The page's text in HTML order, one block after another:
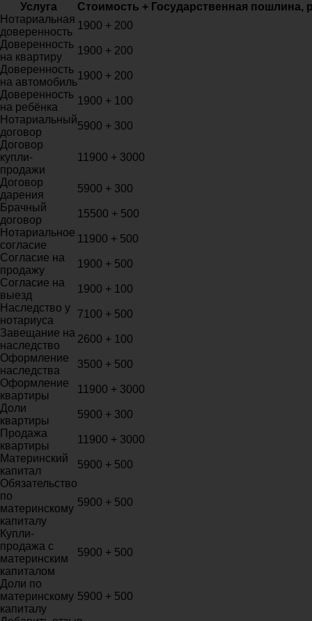
Услуга
Стоимость + Государственная пошлина,
Нотариальная
доверенность
1900 + 200
Доверенность
на квартиру
1900 + 200
Доверенность
на автомобиль
1900 + 200
Доверенность
на ребёнка
1900 + 100
Нотариальный
договор
5900 + 300
Договор
купли-
продажи
11900 + 3000
Договор
дарения
5900 + 300
Брачный
договор
15500 + 500
Нотариальное
согласие
11900 + 500
Согласие на
продажу
1900 + 500
Согласие на
выезд
1900 + 100
Наследство у
нотариуса
7100 + 500
Завещание на
наследство
2600 + 100
Оформление
наследства
3500 + 500
Оформление
квартиры
11900 + 3000
Доли
квартиры
5900 + 300
Продажа
квартиры
11900 + 3000
Материнский
капитал
5900 + 500
Обязательство
по
материнскому
капиталу
5900 + 500
Купли-
продажа с
материнским
капиталом
5900 + 500
Доли по
материнскому
капиталу
5900 + 500